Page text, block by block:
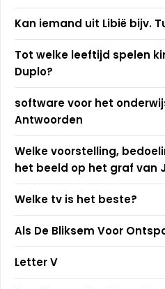
Kan iemand uit Libië bijv.
Tot welke leeftijd spelen
Duplo?
software voor het
Antwoorden
Welke voorstelling,
het beeld op het graf van
Welke tv is het beste?
Als De Bliksem Voor
Letter V